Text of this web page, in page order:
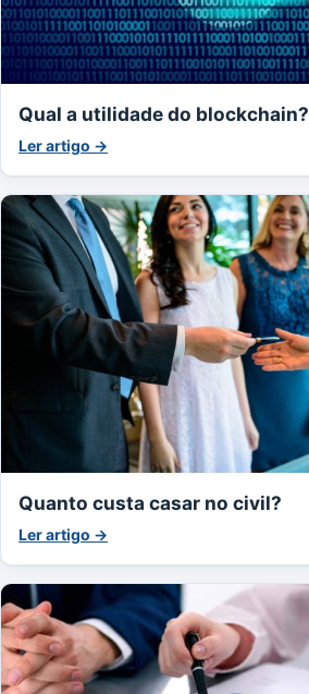
Qual a utilidade do blockchain?
Ler artigo →
Quanto custa casar no civil?
Ler artigo →